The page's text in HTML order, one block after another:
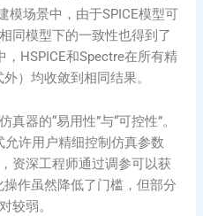
模场景中，由于SPICE模型可
同模型下的一致性也得到了
HSPICE和Spectre在所有精
）均收敛到相同结果。
器的“易用性”与“可控性”。
允许用户精细控制仿真参数
资深工程师通过调参可以获
作虽然降低了门槛，但部分
较弱。